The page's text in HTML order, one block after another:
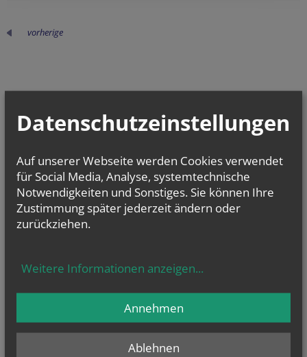
vorherige
Geben Sie bitte Ihre E-Mail Adresse ein
Ich stimme derDatenverarbeitungzu.*
Ich habe dieInformationen zum Datenschutz gelesen.
Mini-Jahresstart & Dankefest Minitag
Datenschutzeinstellungen
Auf unserer Webseite werden Cookies verwendet
für Social Media, Analyse, systemtechnische
Notwendigkeiten und Sonstiges. Sie können Ihre
Zustimmung später jederzeit ändern oder
zurückziehen.
Weitere Informationen anzeigen...
Ablehnen
Annehmen